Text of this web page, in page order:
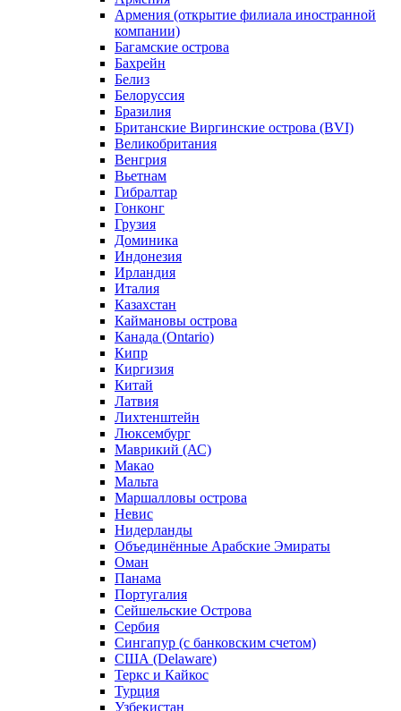
Армения (открытие филиала иностранной
компании)
Багамские острова
Бахрейн
Белиз
Белоруссия
Бразилия
Британские Виргинские острова (BVI)
Великобритания
Венгрия
Вьетнам
Гибралтар
Гонконг
Грузия
Доминика
Индонезия
Ирландия
Италия
Казахстан
Каймановы острова
Канада (Ontario)
Кипр
Киргизия
Китай
Латвия
Лихтенштейн
Люксембург
Маврикий (АС)
Макао
Мальта
Маршалловы острова
Нeвис
Нидерланды
Объединённые Арабские Эмираты
Оман
Панама
Португалия
Сейшельские Острова
Сербия
Сингапур (c банковским счетом)
США (Delaware)
Теркс и Кайкос
Турция
Узбекистан